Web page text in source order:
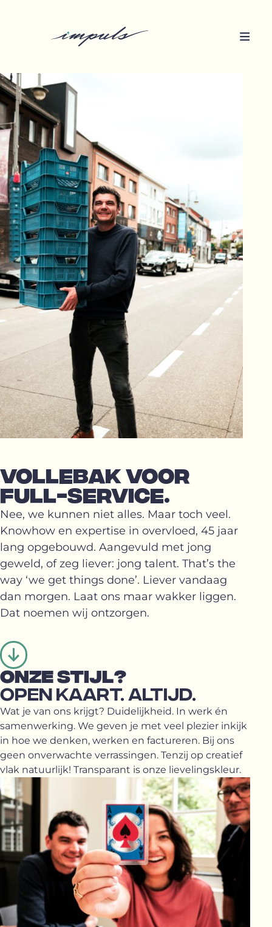
VOLLEBAK VOOR
FULL-SERVICE.
Nee, we kunnen niet alles. Maar toch veel.
Knowhow en expertise in overvloed, 45 jaar
lang opgebouwd. Aangevuld met jong
geweld, of zeg liever: jong talent. That’s the
way ‘we get things done’. Liever vandaag
dan morgen. Laat ons maar wakker liggen.
Dat noemen wij ontzorgen.
ONZE STIJL?
OPEN KAART. ALTIJD.
Wat je van ons krijgt? Duidelijkheid. In werk én
samenwerking. We geven je met veel plezier inkijk
in hoe we denken, werken en factureren. Bij ons
geen onverwachte verrassingen. Tenzij op creatief
vlak natuurlijk! Transparant is onze lievelingskleur.